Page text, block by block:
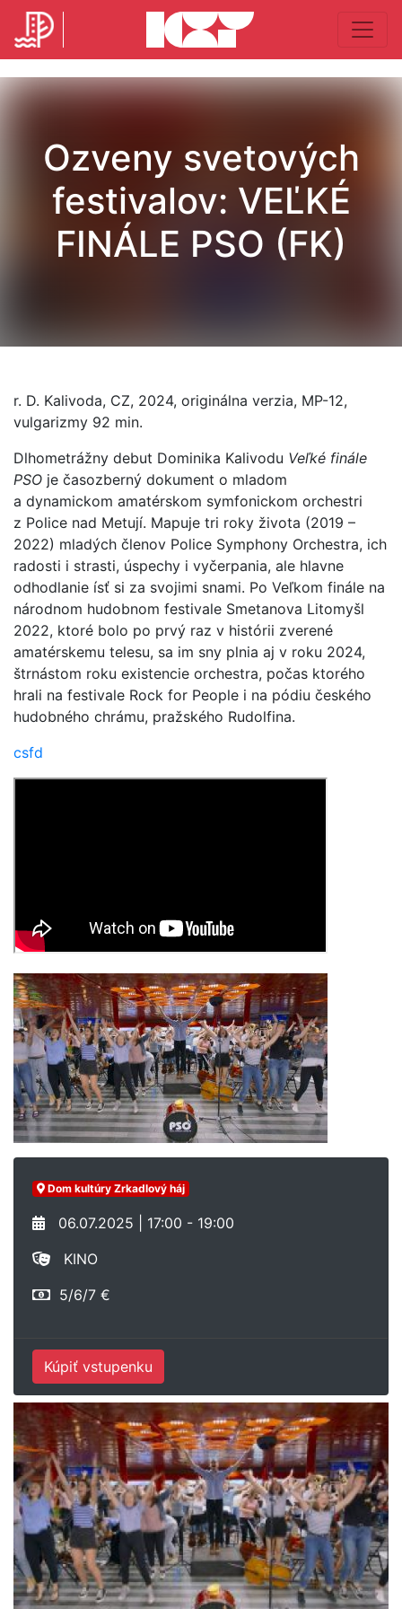
Ozveny svetových
festivalov: VEĽKÉ
FINÁLE PSO (FK)
r. D. Kalivoda, CZ, 2024, originálna verzia, MP-12,
vulgarizmy 92 min.
Dlhometrážny debut Dominika Kalivodu Veľké finále
PSO je časozberný dokument o mladom
a dynamickom amatérskom symfonickom orchestri
z Police nad Metují. Mapuje tri roky života (2019 –
2022) mladých členov Police Symphony Orchestra, ich
radosti i strasti, úspechy i vyčerpania, ale hlavne
odhodlanie ísť si za svojimi snami. Po Veľkom finále na
národnom hudobnom festivale Smetanova Litomyšl
2022, ktoré bolo po prvý raz v histórii zverené
amatérskemu telesu, sa im sny plnia aj v roku 2024,
štrnástom roku existencie orchestra, počas ktorého
hrali na festivale Rock for People i na pódiu českého
hudobného chrámu, pražského Rudolfina.
csfd
Dom kultúry Zrkadlový háj
06.07.2025 | 17:00 - 19:00
KINO
5/6/7 €
Kúpiť vstupenku